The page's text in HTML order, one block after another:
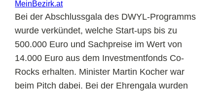
MeinBezirk.at
Bei der Abschlussgala des DWYL-Programms
wurde verkündet, welche Start-ups bis zu
500.000 Euro und Sachpreise im Wert von
14.000 Euro aus dem Investmentfonds Co-
Rocks erhalten. Minister Martin Kocher war
beim Pitch dabei. Bei der Ehrengala wurden